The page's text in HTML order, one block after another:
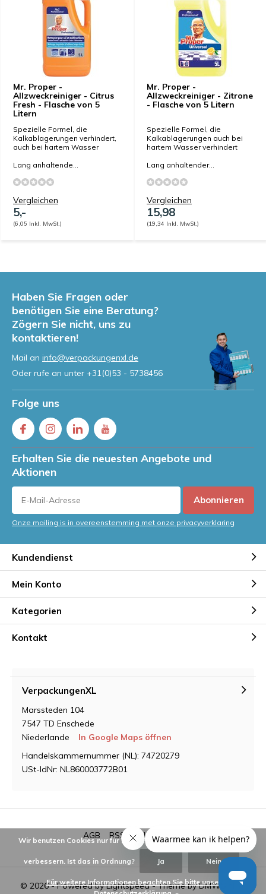
Mr. Proper -
Allzweckreiniger - Citrus
Fresh - Flasche von 5
Litern
Spezielle Formel, die
Kalkablagerungen verhindert,
auch bei hartem Wasser
Lang anhaltende...
Vergleichen
5,-
(6,05 Inkl. MwSt.)
Mr. Proper -
Allzweckreiniger - Zitrone
- Flasche von 5 Litern
Spezielle Formel, die
Kalkablagerungen auch bei
hartem Wasser verhindert
Lang anhaltender...
Vergleichen
15,98
(19,34 Inkl. MwSt.)
Haben Sie Fragen oder
benötigen Sie eine Beratung?
Zögern Sie nicht, uns zu
kontaktieren!
Mail an info@verpackungenxl.de
Oder rufe an unter +31(0)53 - 5738456
Folge uns
Erhalten Sie die neuesten Angebote und
Aktionen
Abonnieren
Onze mailing is in overeenstemming met onze privacyverklaring
Kundendienst
Mein Konto
Kategorien
Kontakt
VerpackungenXL
Marssteden 104
7547 TD Enschede
Niederlande
In Google Maps öffnen
Handelskammernummer (NL): 74720279
USt-IdNr: NL860003772B01
© 2026 - Powered byLightspeed- Theme byDMWS.nl
AGB RSS feed Sitemap
Wir benutzen Cookies nur für interne Zwecke um den Webshop zu
verbessern. Ist das in Ordnung? Ja Nein
Für weitere Informationen beachten Sie bitte unsere